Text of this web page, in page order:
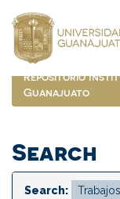
navigation
Repositorio
Guanajuato
Search
Search: